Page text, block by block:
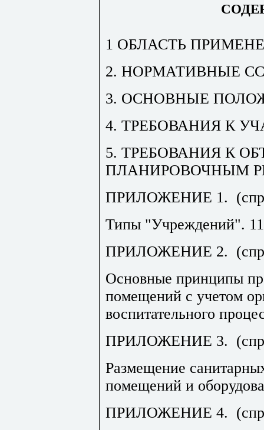
1 ОБЛАСТЬ
2. НОРМАТИВНЫЕ
3. ОСНОВНЫЕ
4. ТРЕБОВАНИЯ К
5. ТРЕБОВАНИЯ К
ПЛАНИРОВОЧНЫМ
ПРИЛОЖЕНИЕ 1.
Типы "Учреждений". 11
ПРИЛОЖЕНИЕ 2.
Основные принципы
помещений с учетом
воспитательного
ПРИЛОЖЕНИЕ 3.
Размещение
помещений и
ПРИЛОЖЕНИЕ 4.